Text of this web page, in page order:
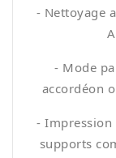
- Nettoyage
- Mode
accordéon
-
supports